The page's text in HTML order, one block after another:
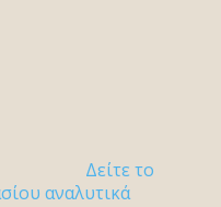
Δείτε το
αναλυτικά